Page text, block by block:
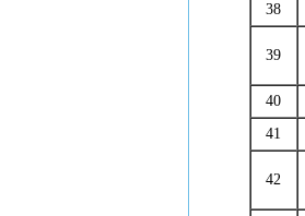
38
39
40
41
42